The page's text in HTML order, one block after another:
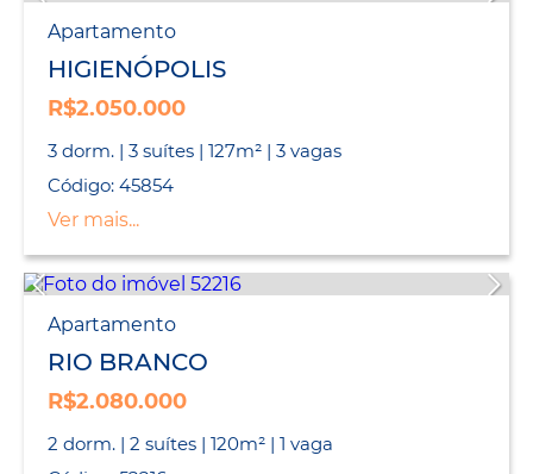
Apartamento
HIGIENÓPOLIS
R$2.050.000
3 dorm. | 3 suítes | 127m² | 3 vagas
Código: 45854
Ver mais...
Apartamento
RIO BRANCO
R$2.080.000
2 dorm. | 2 suítes | 120m² | 1 vaga